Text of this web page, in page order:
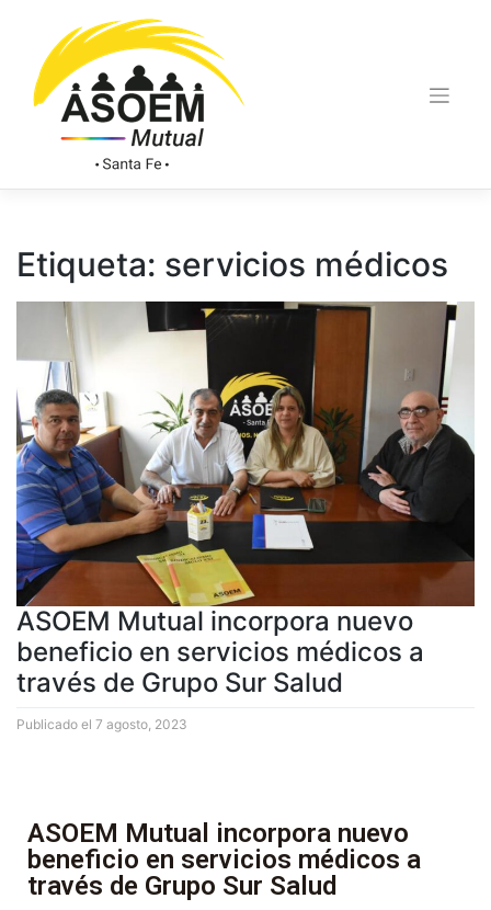
Etiqueta: servicios médicos
ASOEM Mutual incorpora nuevo
beneficio en servicios médicos a
través de Grupo Sur Salud
Publicado el 7 agosto, 2023
ASOEM Mutual incorpora nuevo
beneficio en servicios médicos a
través de Grupo Sur Salud